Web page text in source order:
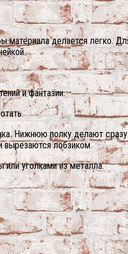
делается легко.
и фантазии.
Нижнюю полку делают
вырезаются лобзиком.
уголками из металла.